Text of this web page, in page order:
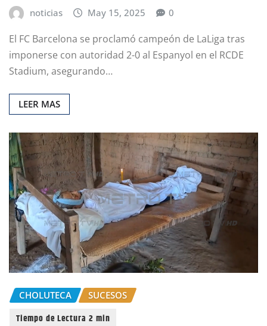
noticias May 15, 2025 0
El FC Barcelona se proclamó campeón de LaLiga tras
imponerse con autoridad 2-0 al Espanyol en el RCDE
Stadium, asegurando…
LEER MAS
CHOLUTECA SUCESOS